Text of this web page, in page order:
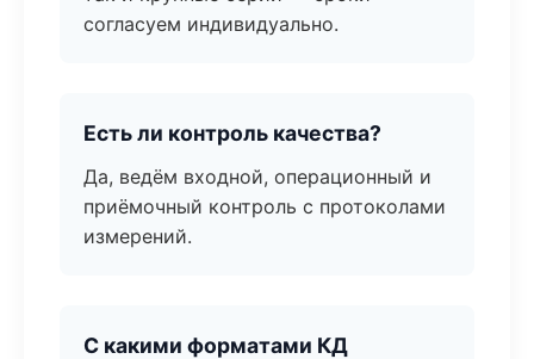
согласуем индивидуально.
Есть ли контроль качества?
Да, ведём входной, операционный и
приёмочный контроль с протоколами
измерений.
С какими форматами КД